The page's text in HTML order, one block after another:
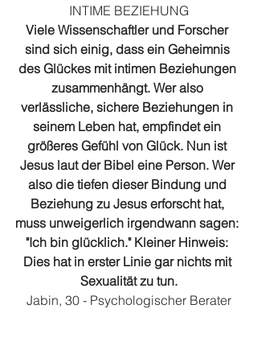
INTIME BEZIEHUNG
Viele Wissenschaftler und Forscher
sind sich einig, dass ein Geheimnis
des Glückes mit intimen Beziehungen
zusammenhängt. Wer also
verlässliche, sichere Beziehungen in
seinem Leben hat, empfindet ein
größeres Gefühl von Glück. Nun ist
Jesus laut der Bibel eine Person. Wer
also die tiefen dieser Bindung und
Beziehung zu Jesus erforscht hat,
muss unweigerlich irgendwann sagen:
"Ich bin glücklich." Kleiner Hinweis:
Dies hat in erster Linie gar nichts mit
Sexualität zu tun.
Jabin, 30 - Psychologischer Berater